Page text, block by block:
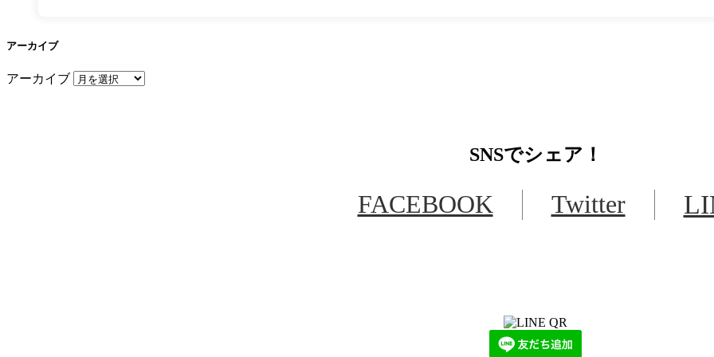
アーカイブ
アーカイブ
SNSでシェア！
FACEBOOK Twitter